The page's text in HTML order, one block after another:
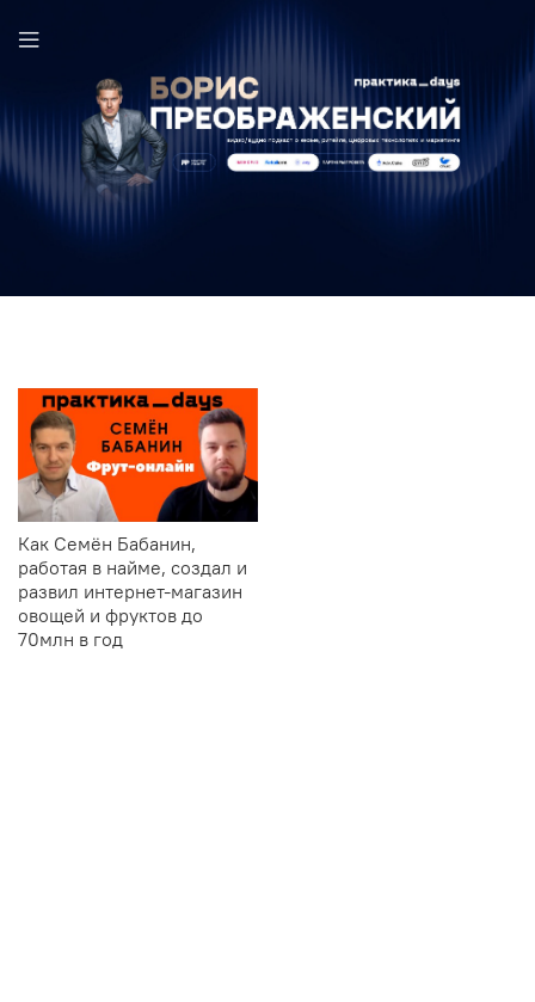
Как Семён Бабанин,
работая в найме, создал и
развил интернет-магазин
овощей и фруктов до
70млн в год